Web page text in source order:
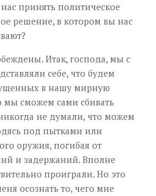
принять политическое
решение, в котором вы нас
Итак, господа, мы с
себе, что будем
в нашу мирную
сможем сами сбивать
не думали, что можем
под пытками или
оружия, погибая от
и задержаний. Вполне
проиграли. Но это
осознать то, чего мне